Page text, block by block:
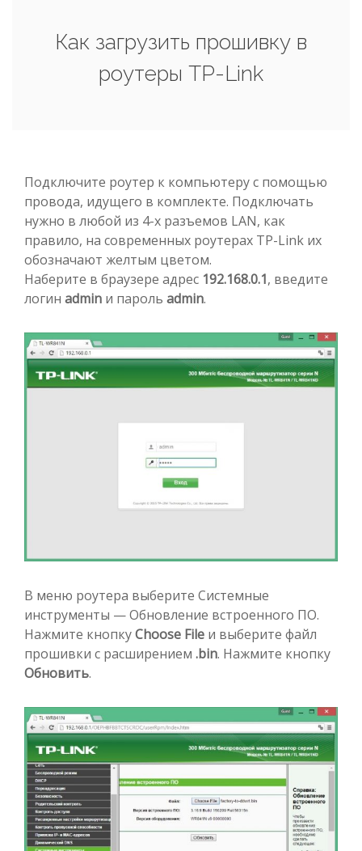
Как загрузить прошивку в
роутеры TP-Link
Подключите роутер к компьютеру с помощью
провода, идущего в комплекте. Подключать
нужно в любой из 4-х разъемов LAN, как
правило, на современных роутерах TP-Link их
обозначают желтым цветом.
Наберите в браузере адрес 192.168.0.1, введите
логин admin и пароль admin.
В меню роутера выберите Системные
инструменты — Обновление встроенного ПО.
Нажмите кнопкуChoose File и выберите файл
прошивки с расширением .bin. Нажмите кнопку
Обновить.